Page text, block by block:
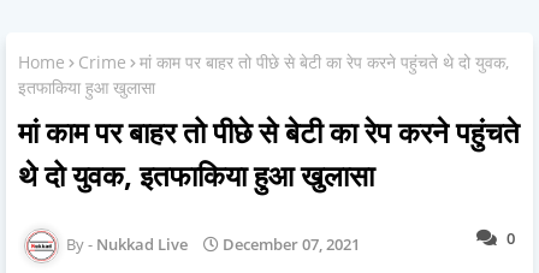
Home Crime
मां काम पर बाहर तो पीछे से बेटी का रेप करने पहुंचते थे दो युवक,
इतफाकिया हुआ खुलासा
मां काम पर बाहर तो पीछे से बेटी का रेप करने पहुंचते
थे दो युवक, इतफाकिया हुआ खुलासा
0
Nukkad Live December 07, 2021